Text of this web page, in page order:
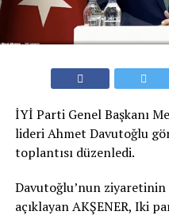
İYİ Parti Genel Başkanı
lideri Ahmet Davutoğlu
toplantısı düzenledi.
Davutoğlu’nun
açıklayan AKŞENER, Iki